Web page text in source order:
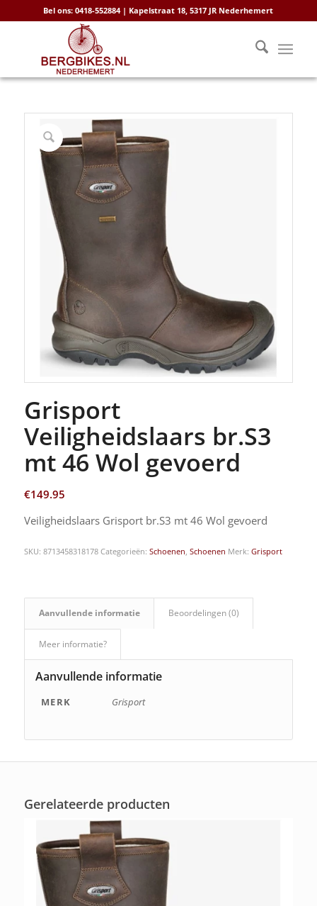
Bel ons: 0418-552884 | Kapelstraat 18, 5317 JR Nederhemert
Grisport
Veiligheidslaars br.S3
mt 46 Wol gevoerd
€149.95
Veiligheidslaars Grisport br.S3 mt 46 Wol gevoerd
SKU: 8713458318178 Categorieën: Schoenen, Schoenen Merk: Grisport
Aanvullende informatie Beoordelingen (0)
Meer informatie?
Aanvullende informatie
MERK Grisport
Gerelateerde producten